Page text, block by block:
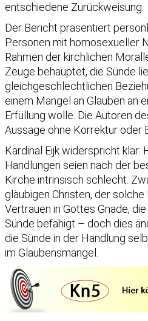
entschiedene Zurückweisung.
Der Bericht präsentiert
Personen mit homosexueller
Rahmen der kirchlichen
Zeuge behauptet, die Sünde
gleichgeschlechtlichen
einem Mangel an Glauben an
Erfüllung wolle. Die Autoren
Aussage ohne Korrektur oder
Kardinal Eijk widerspricht klar:
Handlungen seien nach der
Kirche intrinsisch schlecht.
gläubigen Christen, der
Vertrauen in Gottes Gnade,
Sünde befähigt – doch dies
die Sünde in der Handlung
im Glaubensmangel.